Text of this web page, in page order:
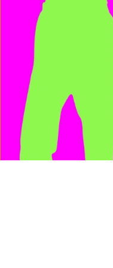
Coutinho, Filippa
Alexandra Kreuzer,
Peter Rothkappel,
Peter Zorgovsky.
Dem Saxophonisten
in der dadaistischen
Der Beratung für die
Für die
Arabisch: Adel Darwish
Polnisch: Hubert